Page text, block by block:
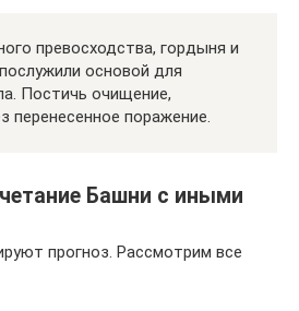
превосходства, гордыня и
основой для
Постичь очищение,
перенесенное поражение.
Башни с иными
прогноз. Рассмотрим все